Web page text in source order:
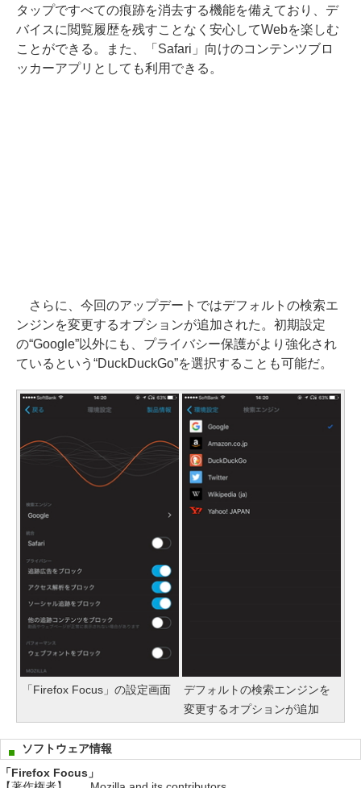
タップですべての痕跡を消去する機能を備えており、デ
バイスに閲覧履歴を残すことなく安心してWebを楽しむ
ことができる。また、「Safari」向けのコンテンツブロ
ッカーアプリとしても利用できる。
さらに、今回のアップデートではデフォルトの検索エ
ンジンを変更するオプションが追加された。初期設定
の“Google”以外にも、プライバシー保護がより強化され
ているという“DuckDuckGo”を選択することも可能だ。
「Firefox Focus」の設定画面
デフォルトの検索エンジンを
変更するオプションが追加
ソフトウェア情報
「Firefox Focus」